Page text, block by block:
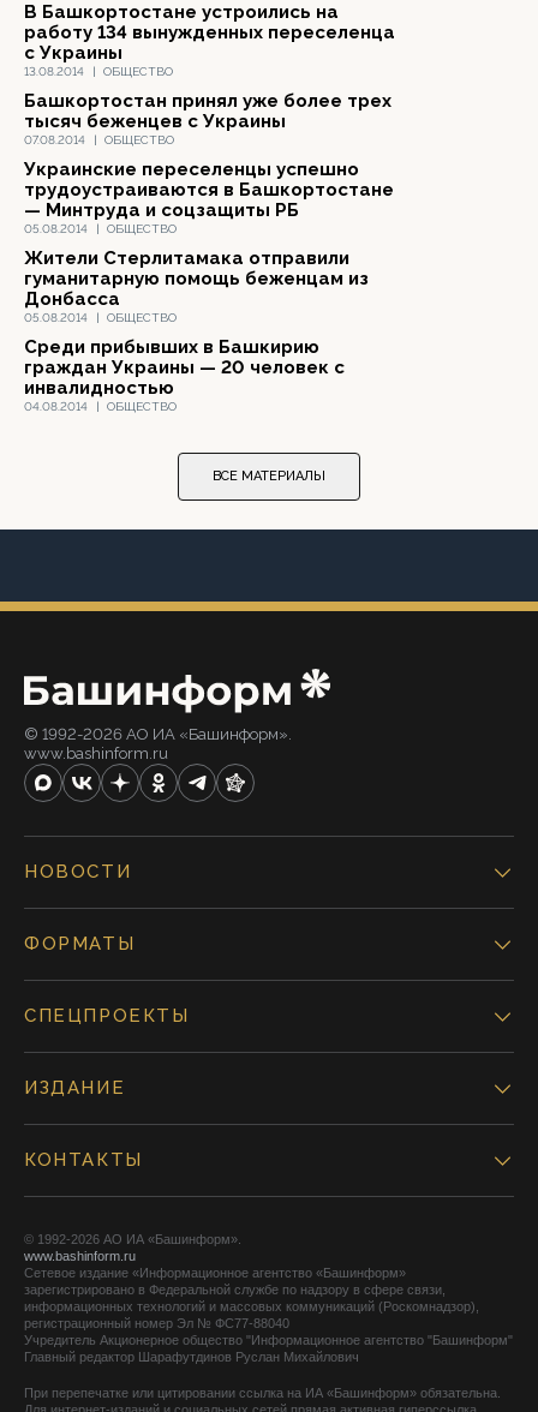
13.08.2014 | ОБЩЕСТВО
В Башкортостане устроились на
работу 134 вынужденных переселенца
с Украины
07.08.2014 | ОБЩЕСТВО
Башкортостан принял уже более трех
тысяч беженцев с Украины
05.08.2014 | ОБЩЕСТВО
Украинские переселенцы успешно
трудоустраиваются в Башкортостане
— Минтруда и соцзащиты РБ
05.08.2014 | ОБЩЕСТВО
Жители Стерлитамака отправили
гуманитарную помощь беженцам из
Донбасса
04.08.2014 | ОБЩЕСТВО
Среди прибывших в Башкирию
граждан Украины — 20 человек с
инвалидностью
ВСЕ МАТЕРИАЛЫ
© 1992-2026 АО ИА «Башинформ».
www.bashinform.ru
НОВОСТИ
ФОРМАТЫ
СПЕЦПРОЕКТЫ
ИЗДАНИЕ
КОНТАКТЫ
© 1992-2026 АО ИА «Башинформ».
www.bashinform.ru
Сетевое издание «Информационное агентство «Башинформ»
зарегистрировано в Федеральной службе по надзору в сфере связи,
информационных технологий и массовых коммуникаций (Роскомнадзор),
регистрационный номер Эл № ФС77-88040
Учредитель Акционерное общество "Информационное агентство "Башинформ"
Главный редактор Шарафутдинов Руслан Михайлович
При перепечатке или цитировании ссылка на ИА «Башинформ» обязательна.